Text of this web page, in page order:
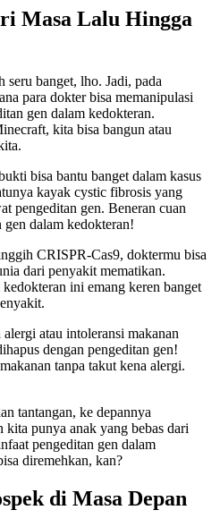
Masa Lalu Hingga
banget, lho. Jadi, pada
para dokter bisa memanipulasi
gen dalam kedokteran.
kita bisa bangun atau
bisa bantu banget dalam kasus
kayak cystic fibrosis yang
pengeditan gen. Beneran cuan
gen dalam kedokteran!
CRISPR-Cas9, doktermu bisa
dari penyakit mematikan.
ini emang keren banget
atau intoleransi makanan
dengan pengeditan gen!
tanpa takut kena alergi.
tantangan, ke depannya
punya anak yang bebas dari
pengeditan gen dalam
diremehkan, kan?
di Masa Depan